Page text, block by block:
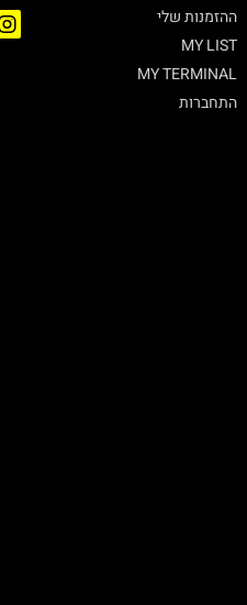
ההזמנות שלי
MY LIST
MY TERMINAL
התחברות